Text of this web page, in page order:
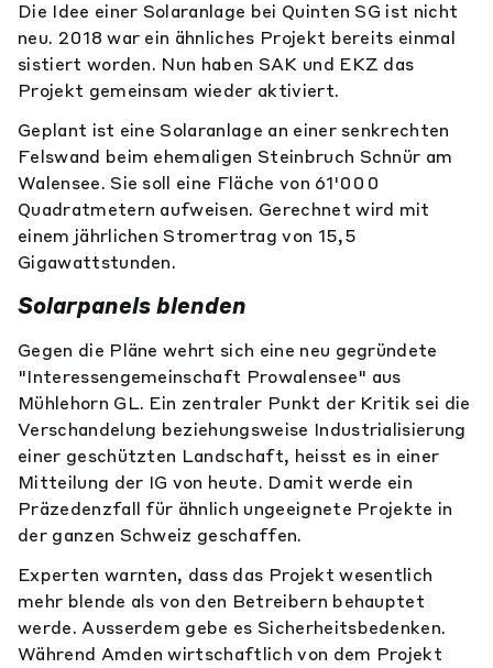
Die Idee einer Solaranlage bei Quinten SG ist nicht
neu. 2018 war ein ähnliches Projekt bereits einmal
sistiert worden. Nun haben SAK und EKZ das
Projekt gemeinsam wieder aktiviert.
Geplant ist eine Solaranlage an einer senkrechten
Felswand beim ehemaligen Steinbruch Schnür am
Walensee. Sie soll eine Fläche von 61'000
Quadratmetern aufweisen. Gerechnet wird mit
einem jährlichen Stromertrag von 15,5
Gigawattstunden.
Solarpanels blenden
Gegen die Pläne wehrt sich eine neu gegründete
"Interessengemeinschaft Prowalensee" aus
Mühlehorn GL. Ein zentraler Punkt der Kritik sei die
Verschandelung beziehungsweise Industrialisierung
einer geschützten Landschaft, heisst es in einer
Mitteilung der IG von heute. Damit werde ein
Präzedenzfall für ähnlich ungeeignete Projekte in
der ganzen Schweiz geschaffen.
Experten warnten, dass das Projekt wesentlich
mehr blende als von den Betreibern behauptet
werde. Ausserdem gebe es Sicherheitsbedenken.
Während Amden wirtschaftlich von dem Projekt